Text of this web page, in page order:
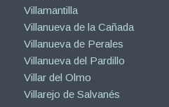
Villamantilla
Villanueva de la Cañada
Villanueva de Perales
Villanueva del Pardillo
Villar del Olmo
Villarejo de Salvanés